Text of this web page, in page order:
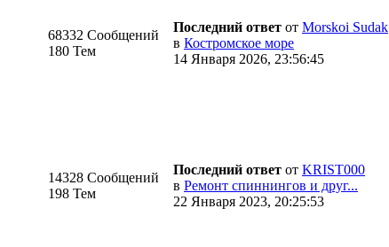
68332 Сообщений
180 Тем
Последний ответ от Morskoi Sudak
в Костромское море
14 Января 2026, 23:56:45
14328 Сообщений
198 Тем
Последний ответ от KRIST000
в Ремонт спиннингов и друг...
22 Января 2023, 20:25:53